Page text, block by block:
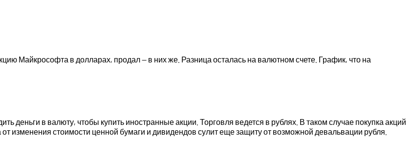
Майкрософта в долларах, продал — в них же. Разница осталась на валютном счете. График, что на
деньги в валюту, чтобы купить иностранные акции. Торговля ведется в рублях. В таком случае покупка акций
изменения стоимости ценной бумаги и дивидендов сулит еще защиту от возможной девальвации рубля.